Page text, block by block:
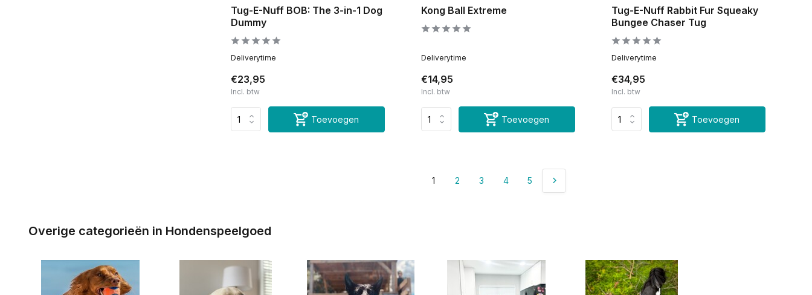
Tug-E-Nuff BOB: The 3-in-1 Dog
Dummy
Deliverytime
€23,95
Incl. btw
Toevoegen
Kong Ball Extreme
Deliverytime
€14,95
Incl. btw
Toevoegen
Tug-E-Nuff Rabbit Fur Squeaky
Bungee Chaser Tug
Deliverytime
€34,95
Incl. btw
Toevoegen
1 2 3 4 5
Overige categorieën in Hondenspeelgoed